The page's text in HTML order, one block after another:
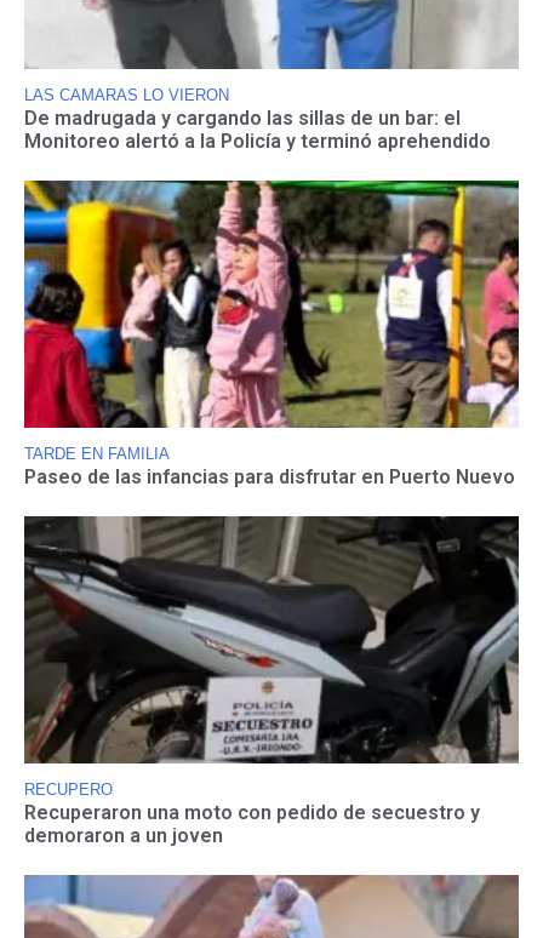
LAS CAMARAS LO VIERON
De madrugada y cargando las sillas de un bar: el
Monitoreo alertó a la Policía y terminó aprehendido
TARDE EN FAMILIA
Paseo de las infancias para disfrutar en Puerto Nuevo
RECUPERO
Recuperaron una moto con pedido de secuestro y
demoraron a un joven